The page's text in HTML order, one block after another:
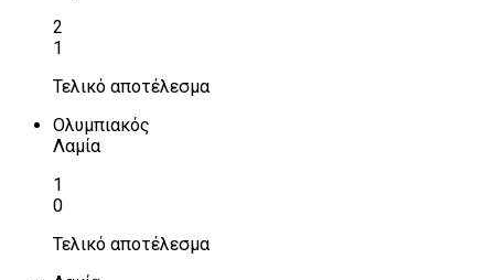
2
1
Τελικό αποτέλεσμα
Ολυμπιακός
Λαμία
1
0
Τελικό αποτέλεσμα